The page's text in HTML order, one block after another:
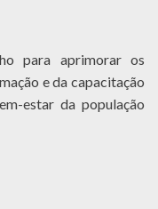
para aprimorar os
e da capacitação
estar da população